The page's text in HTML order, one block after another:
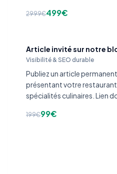
2999€499€
Article invité sur notre
Visibilité & SEO durable
Publiez un article
présentant votre
spécialités culinaires. Lien
199€99€